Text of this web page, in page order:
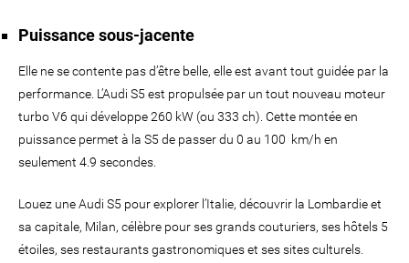
Puissance sous-jacente
Elle ne se contente pas d’être belle, elle est avant tout guidée par la
performance. L’Audi S5 est propulsée par un tout nouveau moteur
turbo V6 qui développe 260 kW (ou 333 ch). Cette montée en
puissance permet à la S5 de passer du 0 au 100 km/h en
seulement 4.9 secondes.
Louez une Audi S5 pour explorer l’Italie, découvrir la Lombardie et
sa capitale, Milan, célèbre pour ses grands couturiers, ses hôtels 5
étoiles, ses restaurants gastronomiques et ses sites culturels.